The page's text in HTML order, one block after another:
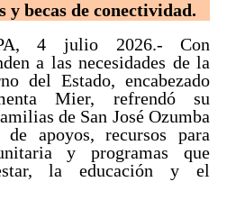
becas de conectividad.
4 julio 2026.- Con
a las necesidades de la
del Estado, encabezado
Mier, refrendó su
de San José Ozumba
apoyos, recursos para
y programas que
la educación y el